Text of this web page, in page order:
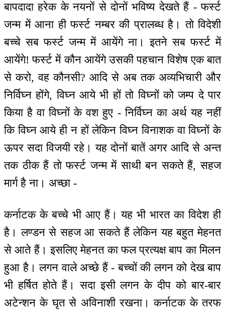
बापदादा हरेक के नयनों से दोनों भविष्य देखते हैं - फर्स्ट
जन्म में आना ही फर्स्ट नम्बर की प्रालब्ध है। तो विदेशी
बच्चे सब फर्स्ट जन्म में आयेंगे ना। इतने सब फर्स्ट में
आयेंगे! फर्स्ट में कौन आयेंगे उसकी पहचान विशेष एक बात
से करो, वह कौनसी? आदि से अब तक अव्यभिचारी और
निर्विघ्न होंगे, विघ्न आये भी हों तो विघ्नों को जम्प दे पार
किया है वा विघ्नों के वश हुए - निर्विघ्न का अर्थ यह नहीं
कि विघ्न आये ही न हों लेकिन विघ्न विनाशक वा विघ्नों के
ऊपर सदा विजयी रहे। यह दोनों बातें अगर आदि से अन्त
तक ठीक हैं तो फर्स्ट जन्म में साथी बन सकते हैं, सहज
मार्ग है ना। अच्छा -
कर्नाटक के बच्चे भी आए हैं। यह भी भारत का विदेश ही
है। लण्डन से सहज आ सकते हैं लेकिन यह बहुत मेहनत
से आते हैं। इसलिए मेहनत का फल प्रत्यक्ष बाप का मिलन
हुआ है। लगन वाले अच्छे हैं - बच्चों की लगन को देख बाप
भी हर्षित होते हैं। सदा इसी लगन के दीप को बार-बार
अटेन्शन के घृत से अविनाशी रखना। कर्नाटक के तरफ